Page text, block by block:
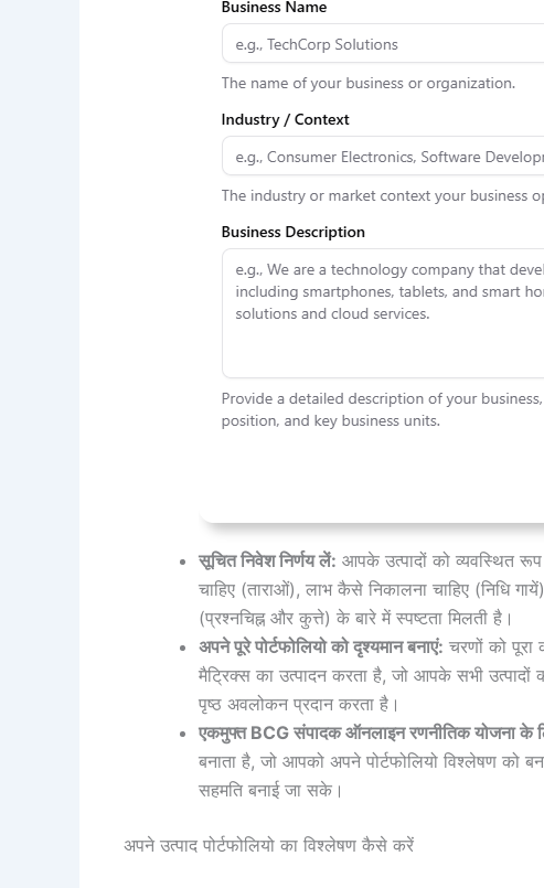
सूचित निवेश निर्णय लें: आपके उत्पादों को व्यवस्थित
चाहिए (ताराओं), लाभ कैसे निकालना चाहिए (निधि
(प्रश्नचिह्न और कुत्ते) के बारे में स्पष्टता मिलती है।
अपने पूरे पोर्टफोलियो को दृश्यमान बनाएं: चरणों को
मैट्रिक्स का उत्पादन करता है, जो आपके सभी
पृष्ठ अवलोकन प्रदान करता है।
एकमुफ्त BCG संपादक ऑनलाइनरणनीतिक योजना के
बनाता है, जो आपको अपने पोर्टफोलियो विश्लेषण को
सहमति बनाई जा सके।
अपने उत्पाद पोर्टफोलियो का विश्लेषण कैसे करें